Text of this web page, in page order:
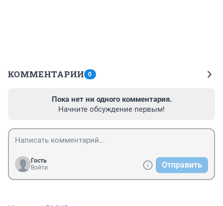
КОММЕНТАРИИ 0
Пока нет ни одного комментария.
Начните обсуждение первым!
Гость
Войти
Отправить